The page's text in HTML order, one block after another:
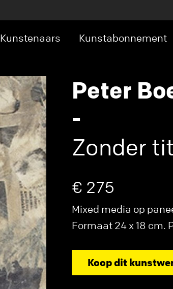
Kunstenaars Kunstabonnement
Peter
-
Zonder
€ 275
Mixed media op
Formaat 24 x 18 cm.
Koop dit